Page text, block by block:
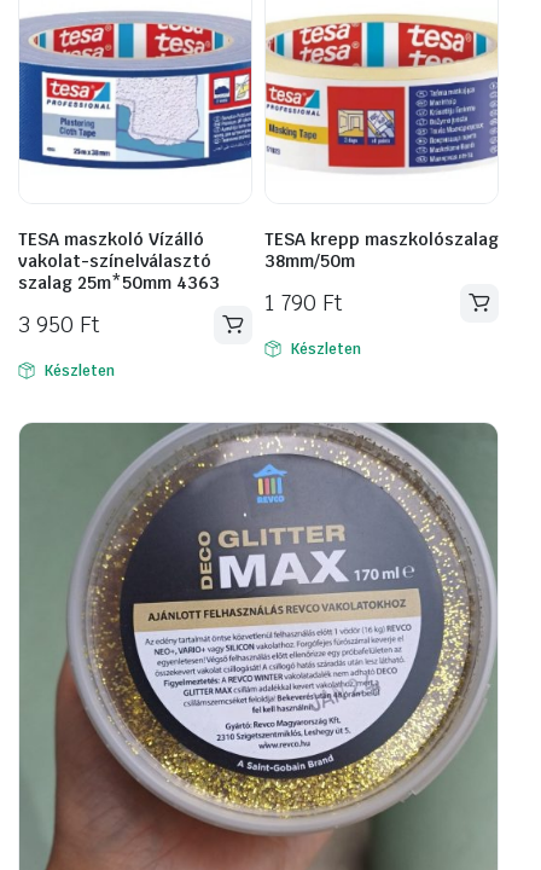
TESA maszkoló Vízálló
vakolat-színelválasztó
szalag 25m*50mm 4363
3 950 Ft
Készleten
TESA krepp maszkolószalag
38mm/50m
1 790 Ft
Készleten